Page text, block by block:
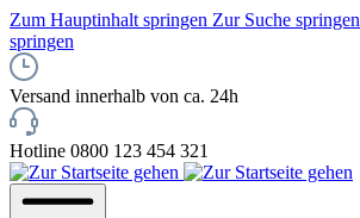
Zum Hauptinhalt springen Zur Suche springen
springen
Versand innerhalb von ca. 24h
Hotline 0800 123 454 321